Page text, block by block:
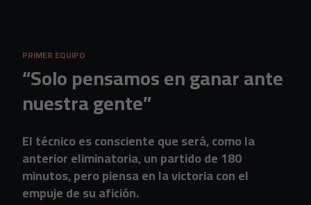
PRIMER EQUIPO
“Solo pensamos en ganar ante
nuestra gente”
El técnico es consciente que será, como la
anterior eliminatoria, un partido de 180
minutos, pero piensa en la victoria con el
empuje de su afición.